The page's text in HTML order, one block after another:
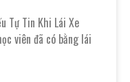
Tự Tin Khi Lái Xe
viên đã có bằng lái